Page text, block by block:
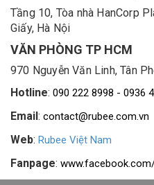
Tầng 10, Tòa nhà HanCorp
Giấy, Hà Nội
VĂN PHÒNG TP HCM
970 Nguyễn Văn Linh, Tân
Hotline: 090 222 8998 - 0936
Email: contact@rubee.com.vn
Web: Rubee Việt Nam
Fanpage: